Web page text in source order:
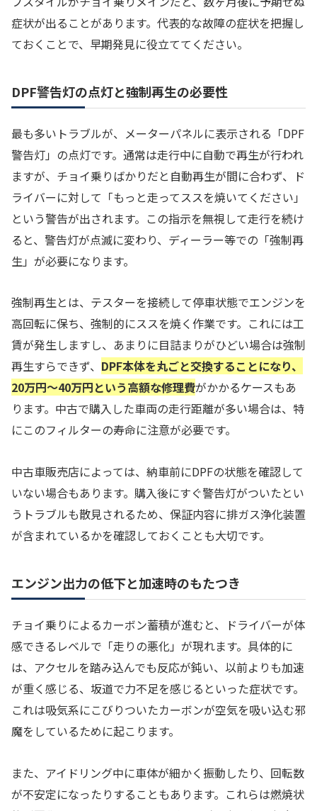
症状が出ることがあります。代表的な故障の症状を把握し
ておくことで、早期発見に役立ててください。
DPF警告灯の点灯と強制再生の必要性
最も多いトラブルが、メーターパネルに表示される「DPF
警告灯」の点灯です。通常は走行中に自動で再生が行われ
ますが、チョイ乗りばかりだと自動再生が間に合わず、ド
ライバーに対して「もっと走ってススを焼いてください」
という警告が出されます。この指示を無視して走行を続け
ると、警告灯が点滅に変わり、ディーラー等での「強制再
生」が必要になります。
強制再生とは、テスターを接続して停車状態でエンジンを
高回転に保ち、強制的にススを焼く作業です。これには工
賃が発生しますし、あまりに目詰まりがひどい場合は強制
再生すらできず、 DPF本体を丸ごと交換することになり、
20万円〜40万円という高額な修理費がかかるケースもあ
ります。中古で購入した車両の走行距離が多い場合は、特
にこのフィルターの寿命に注意が必要です。
中古車販売店によっては、納車前にDPFの状態を確認して
いない場合もあります。購入後にすぐ警告灯がついたとい
うトラブルも散見されるため、保証内容に排ガス浄化装置
が含まれているかを確認しておくことも大切です。
エンジン出力の低下と加速時のもたつき
チョイ乗りによるカーボン蓄積が進むと、ドライバーが体
感できるレベルで「走りの悪化」が現れます。具体的に
は、アクセルを踏み込んでも反応が鈍い、以前よりも加速
が重く感じる、坂道で力不足を感じるといった症状です。
これは吸気系にこびりついたカーボンが空気を吸い込む邪
魔をしているために起こります。
また、アイドリング中に車体が細かく振動したり、回転数
が不安定になったりすることもあります。これらは燃焼状